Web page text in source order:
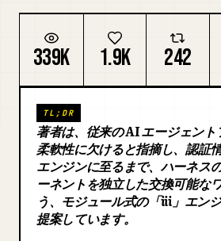
プロンプト
料金
ダウンロード
ブログ
更新情報
339K 1.9K 242
TL;DR
著者は、従来の AI エージェン
柔軟性に欠けると指摘し、認証
エンジンに至るまで、ハーネス
ーネントを独立した交換可能な
う、モジュール式の「iii」エン
提案しています。